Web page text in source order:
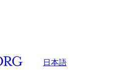
日本語